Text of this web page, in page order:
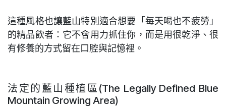
這種風格也讓藍山特別適合想要「每天喝也不疲勞」
的精品飲者：它不會用力抓住你，而是用很乾淨、很
有修養的方式留在口腔與記憶裡。
法定的藍山種植區(The Legally Defined Blue
Mountain Growing Area)